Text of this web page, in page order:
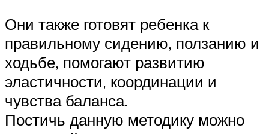
Они также готовят ребенка к
правильному сидению, ползанию и
ходьбе, помогают развитию
эластичности, координации и
чувства баланса.
Постичь данную методику можно